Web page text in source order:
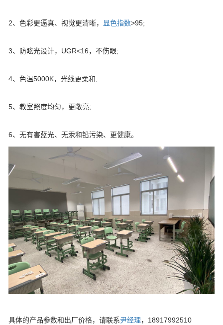
2、色彩更逼真、视觉更清晰， 显色指数>95;
3、防眩光设计，UGR<16，不伤眼;
4、色温5000K，光线更柔和;
5、教室照度均匀，更敞亮;
6、无有害蓝光、无汞和铅污染、更健康。
具体的产品参数和出厂价格，请联系尹经理，18917992510